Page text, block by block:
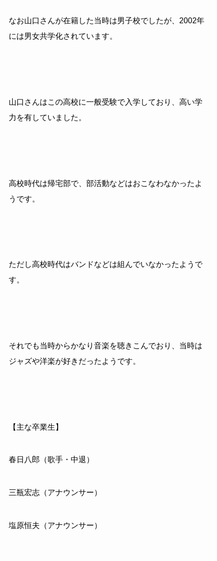
なお山口さんが在籍した当時は男子校でしたが、2002年
には男女共学化されています。
山口さんはこの高校に一般受験で入学しており、高い学
力を有していました。
高校時代は帰宅部で、部活動などはおこなわなかったよ
うです。
ただし高校時代はバンドなどは組んでいなかったようで
す。
それでも当時からかなり音楽を聴きこんでおり、当時は
ジャズや洋楽が好きだったようです。
【主な卒業生】
春日八郎（歌手・中退）
三瓶宏志（アナウンサー）
塩原恒夫（アナウンサー）